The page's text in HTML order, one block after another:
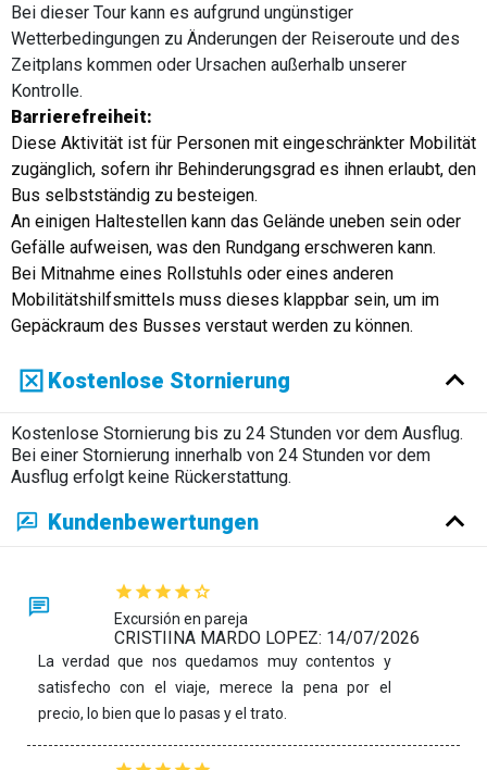
Bei dieser Tour kann es aufgrund ungünstiger
Wetterbedingungen zu Änderungen der Reiseroute und des
Zeitplans kommen oder Ursachen außerhalb unserer
Kontrolle.
Barrierefreiheit:
Diese Aktivität ist für Personen mit eingeschränkter Mobilität
zugänglich, sofern ihr Behinderungsgrad es ihnen erlaubt, den
Bus selbstständig zu besteigen.
An einigen Haltestellen kann das Gelände uneben sein oder
Gefälle aufweisen, was den Rundgang erschweren kann.
Bei Mitnahme eines Rollstuhls oder eines anderen
Mobilitätshilfsmittels muss dieses klappbar sein, um im
Gepäckraum des Busses verstaut werden zu können.
Kostenlose Stornierung
Kostenlose Stornierung bis zu 24 Stunden vor dem Ausflug.
Bei einer Stornierung innerhalb von 24 Stunden vor dem
Ausflug erfolgt keine Rückerstattung.
Kundenbewertungen
Excursión en pareja
CRISTIINA MARDO LOPEZ: 14/07/2026
La verdad que nos quedamos muy contentos y
satisfecho con el viaje, merece la pena por el
precio, lo bien que lo pasas y el trato.